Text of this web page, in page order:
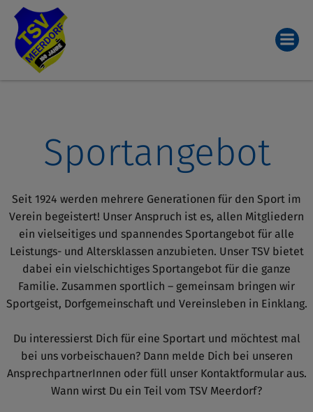
Sportangebot
Seit 1924 werden mehrere Generationen für den Sport im
Verein begeistert! Unser Anspruch ist es, allen Mitgliedern
ein vielseitiges und spannendes Sportangebot für alle
Leistungs- und Altersklassen anzubieten. Unser TSV bietet
dabei ein vielschichtiges Sportangebot für die ganze
Familie. Zusammen sportlich – gemeinsam bringen wir
Sportgeist, Dorfgemeinschaft und Vereinsleben in Einklang.
Du interessierst Dich für eine Sportart und möchtest mal
bei uns vorbeischauen? Dann melde Dich bei unseren
AnsprechpartnerInnen oder füll unser Kontaktformular aus.
Wann wirst Du ein Teil vom TSV Meerdorf?